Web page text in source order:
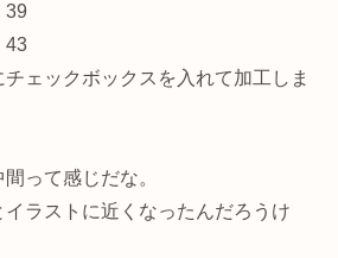
ェックボックスを入れて加工しま
って感じだな。
ラストに近くなったんだろうけ